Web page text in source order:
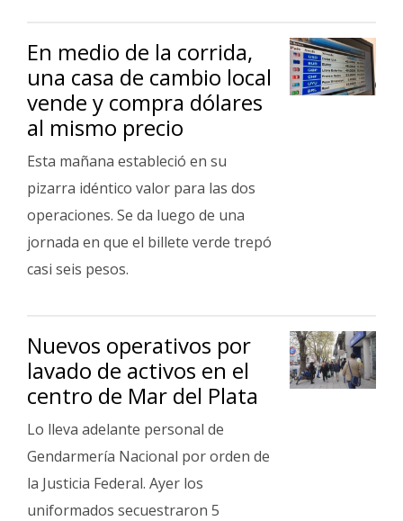
En medio de la corrida,
una casa de cambio local
vende y compra dólares
al mismo precio
Esta mañana estableció en su
pizarra idéntico valor para las dos
operaciones. Se da luego de una
jornada en que el billete verde trepó
casi seis pesos.
Nuevos operativos por
lavado de activos en el
centro de Mar del Plata
Lo lleva adelante personal de
Gendarmería Nacional por orden de
la Justicia Federal. Ayer los
uniformados secuestraron 5